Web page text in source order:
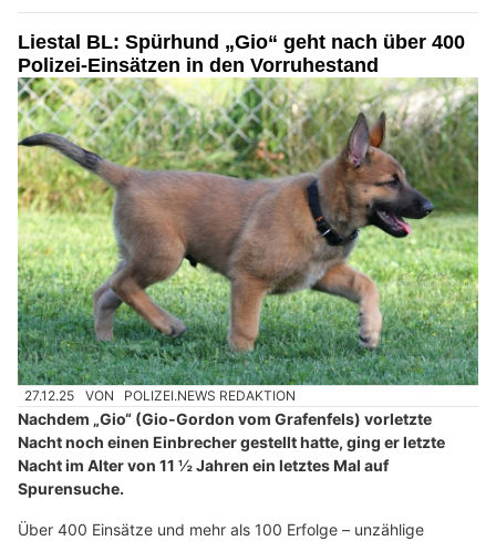
Liestal BL: Spürhund „Gio“ geht nach über 400
Polizei-Einsätzen in den Vorruhestand
27.12.25 VON POLIZEI.NEWS REDAKTION
Nachdem „Gio“ (Gio-Gordon vom Grafenfels) vorletzte
Nacht noch einen Einbrecher gestellt hatte, ging er letzte
Nacht im Alter von 11 ½ Jahren ein letztes Mal auf
Spurensuche.
Über 400 Einsätze und mehr als 100 Erfolge – unzählige